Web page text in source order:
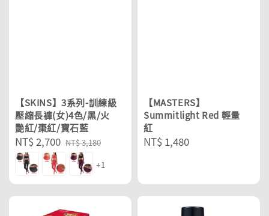
【SKINS】3系列-訓練級
壓縮長褲(女)4色/黑/火
艷紅/棗紅/寶石藍
Sale
price
NT$ 2,700 Regular
price
NT$ 3,180
+1
【MASTERS】
Summitlight Red 輕量
紅
Regular
NT$ 1,480